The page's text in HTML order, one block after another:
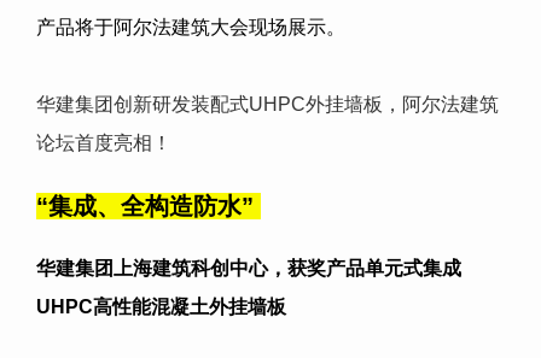
产品将于阿尔法建筑大会现场展示。
华建集团创新研发装配式UHPC外挂墙板，阿尔法建筑
论坛首度亮相！
“集成、全构造防水”
华建集团上海建筑科创中心，获奖产品单元式集成
UHPC高性能混凝土外挂墙板